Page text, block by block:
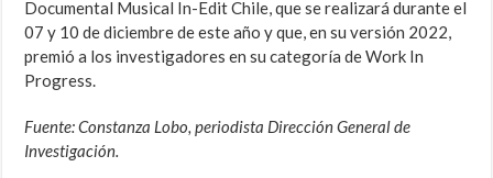
Documental Musical In-Edit Chile, que se realizará durante el
07 y 10 de diciembre de este año y que, en su versión 2022,
premió a los investigadores en su categoría de Work In
Progress.
Fuente: Constanza Lobo, periodista Dirección General de
Investigación.